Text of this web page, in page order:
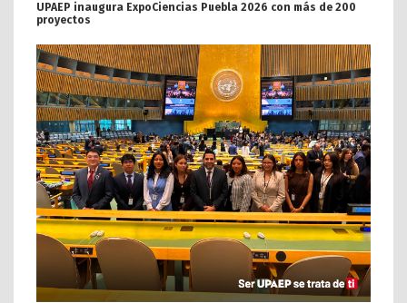
UPAEP inaugura ExpoCiencias Puebla 2026 con más de 200
proyectos